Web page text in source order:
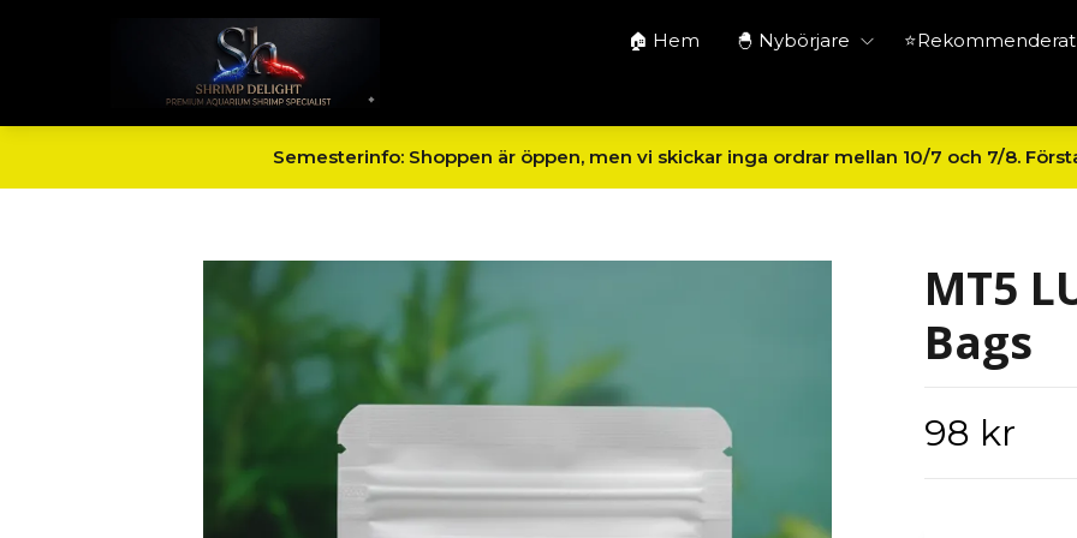
🏠 Hem 🐣 Nybörjare
Semesterinfo: Shoppen är öppen, men vi skickar inga ordrar mellan 10/7 och 7/8.
MT5
Bags
98 kr